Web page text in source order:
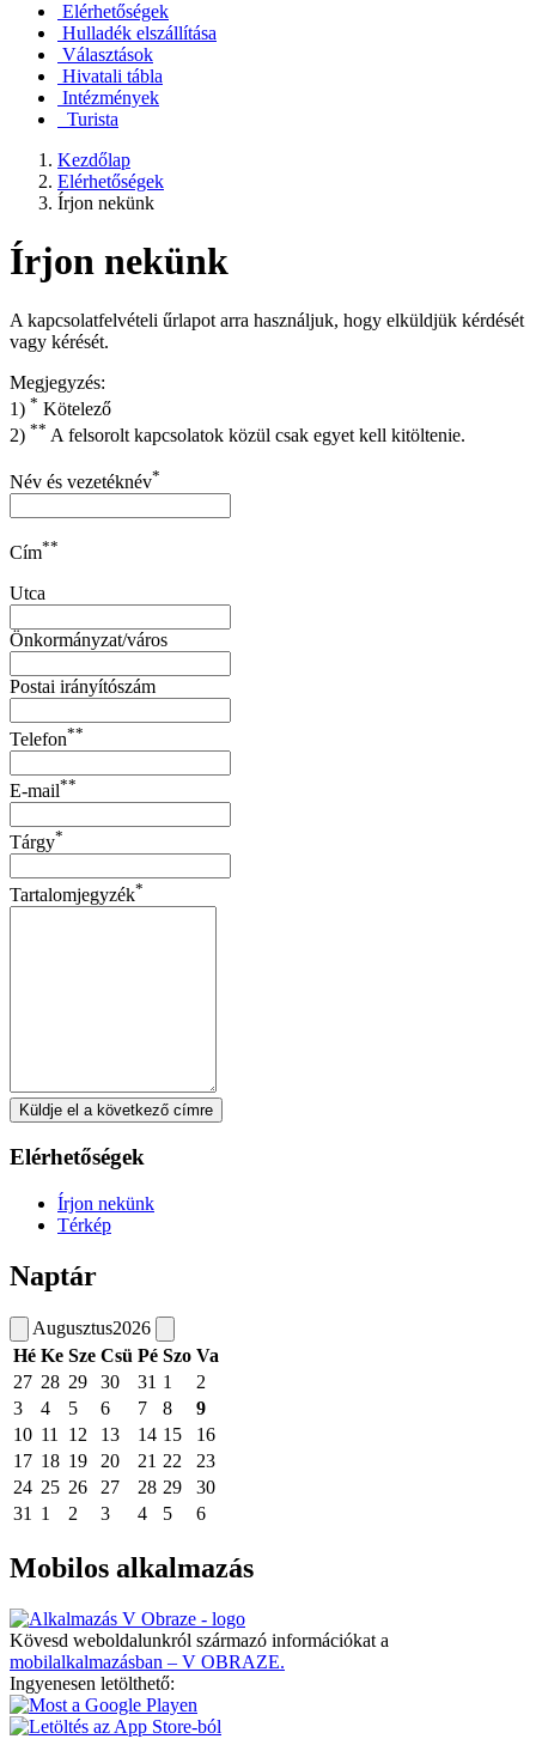
Elérhetőségek
Hulladék elszállítása
Választások
Hivatali tábla
Intézmények
Turista
Kezdőlap
Elérhetőségek
Írjon nekünk
Írjon nekünk
A kapcsolatfelvételi űrlapot arra használjuk, hogy elküldjük kérdését
vagy kérését.
Megjegyzés:
1) * Kötelező
2) ** A felsorolt kapcsolatok közül csak egyet kell kitöltenie.
Név és vezetéknév*
Cím**
Utca
Önkormányzat/város
Postai irányítószám
Telefon**
E-mail**
Tárgy*
Tartalomjegyzék*
Küldje el a következő címre
Elérhetőségek
Írjon nekünk
Térkép
Naptár
Augusztus2026
Hé Ke Sze Csü Pé Szo Va
27 28 29 30 31 1
2
3
4 5 6 7 8
9
10 11 12 13 14 15
16
17 18 19 20 21 22
23
24 25 26 27 28 29
30
31
1 2 3 4 5 6
Mobilos alkalmazás
Kövesd weboldalunkról származó információkat a
mobilalkalmazásban – V OBRAZE.
Ingyenesen letölthető: